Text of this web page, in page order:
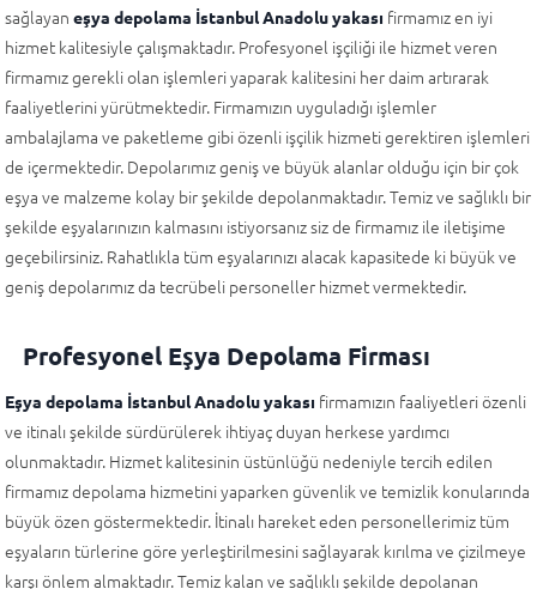
sağlayan eşya depolama İstanbul Anadolu yakası firmamız en iyi
hizmet kalitesiyle çalışmaktadır. Profesyonel işçiliği ile hizmet veren
firmamız gerekli olan işlemleri yaparak kalitesini her daim artırarak
faaliyetlerini yürütmektedir. Firmamızın uyguladığı işlemler
ambalajlama ve paketleme gibi özenli işçilik hizmeti gerektiren işlemleri
de içermektedir. Depolarımız geniş ve büyük alanlar olduğu için bir çok
eşya ve malzeme kolay bir şekilde depolanmaktadır. Temiz ve sağlıklı bir
şekilde eşyalarınızın kalmasını istiyorsanız siz de firmamız ile iletişime
geçebilirsiniz. Rahatlıkla tüm eşyalarınızı alacak kapasitede ki büyük ve
geniş depolarımız da tecrübeli personeller hizmet vermektedir.
Profesyonel Eşya Depolama Firması
Eşya depolama İstanbul Anadolu yakası firmamızın faaliyetleri özenli
ve itinalı şekilde sürdürülerek ihtiyaç duyan herkese yardımcı
olunmaktadır. Hizmet kalitesinin üstünlüğü nedeniyle tercih edilen
firmamız depolama hizmetini yaparken güvenlik ve temizlik konularında
büyük özen göstermektedir. İtinalı hareket eden personellerimiz tüm
eşyaların türlerine göre yerleştirilmesini sağlayarak kırılma ve çizilmeye
karşı önlem almaktadır. Temiz kalan ve sağlıklı şekilde depolanan